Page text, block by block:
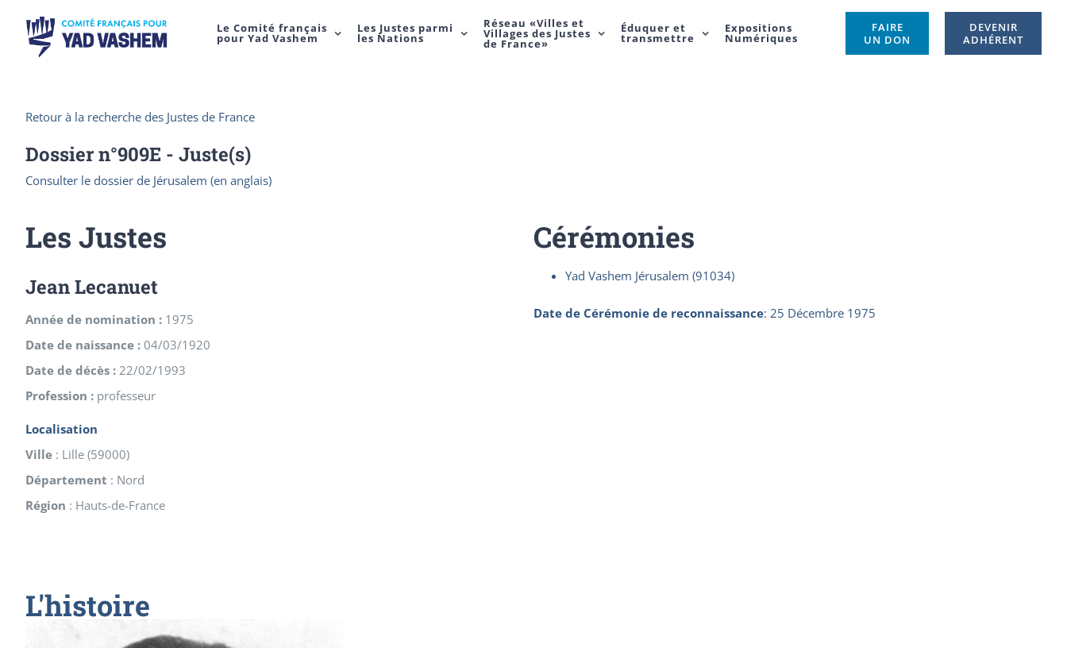
Le Comité français
pour Yad Vashem
Les Justes parmi
les Nations
Réseau «Villes et
Villages des Justes
de France»
Éduquer et
transmettre
Expositions
Numériques
FAIRE
UN DON
DEVENIR
ADHÉRENT
Retour à la recherche des Justes de France
Dossier n°909E - Juste(s)
Consulter le dossier de Jérusalem (en anglais)
Les Justes
Jean Lecanuet
Année de nomination : 1975
Date de naissance : 04/03/1920
Date de décès : 22/02/1993
Profession : professeur
Localisation
Ville : Lille (59000)
Département : Nord
Région : Hauts-de-France
Cérémonies
Yad Vashem Jérusalem (91034)
Date de Cérémonie de reconnaissance: 25 Décembre 1975
L'histoire